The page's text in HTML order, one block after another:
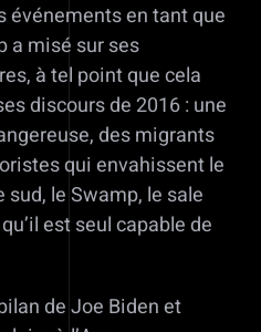
événements en tant que
a misé sur ses
à tel point que cela
discours de 2016 : une
des migrants
qui envahissent le
le Swamp, le sale
est seul capable de
de Joe Biden et